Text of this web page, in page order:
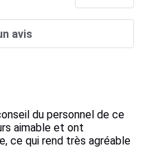
avis
du personnel de ce
aimable et ont
ce qui rend très agréable